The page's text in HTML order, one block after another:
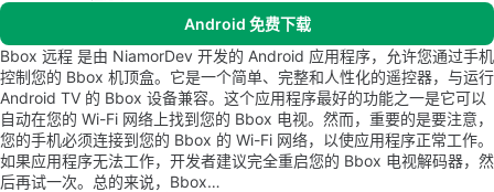
Android 免费下载
Bbox 远程 是由 NiamorDev 开发的 Android 应用程序，允许您通过手机
控制您的 Bbox 机顶盒。它是一个简单、完整和人性化的遥控器，与运行
Android TV 的 Bbox 设备兼容。这个应用程序最好的功能之一是它可以
自动在您的 Wi-Fi 网络上找到您的 Bbox 电视。然而，重要的是要注意，
您的手机必须连接到您的 Bbox 的 Wi-Fi 网络，以使应用程序正常工作。
如果应用程序无法工作，开发者建议完全重启您的 Bbox 电视解码器，然
后再试一次。总的来说，Bbox…